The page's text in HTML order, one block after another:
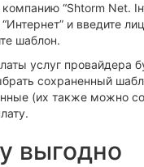
“Shtorm Net.
и введите
шаблон.
услуг провайдера
сохраненный
(их также можно
выгодно